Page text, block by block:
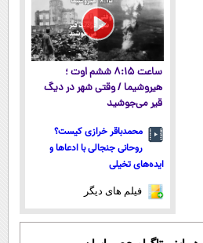
ساعت ۸:۱۵ ششم اوت ؛
هیروشیما / وقتی شهر در دیگ
قیر می‌جوشید
محمدباقر خرازی کیست؟
روحانی جنجالی با ادعاها و
ایده‌های تخیلی
فیلم های دیگر